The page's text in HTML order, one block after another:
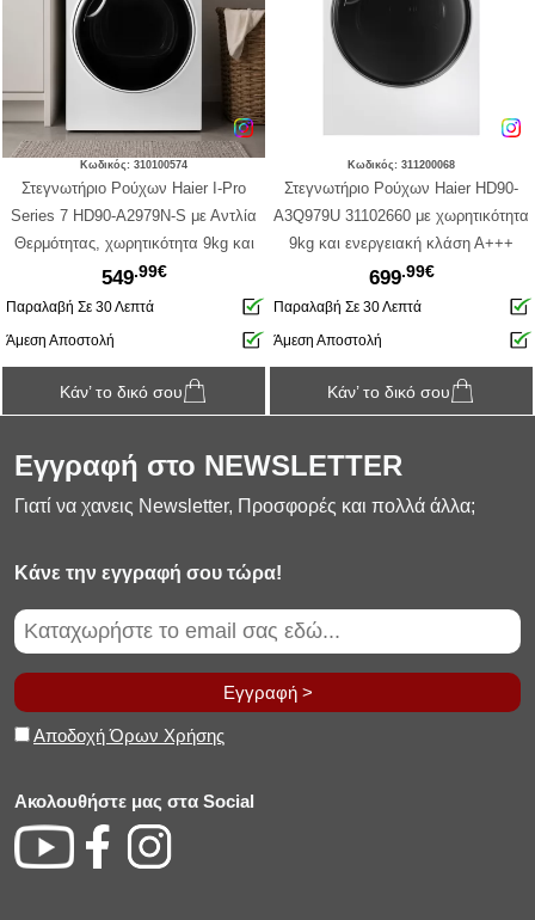
Κωδικός: 310100574
Στεγνωτήριο Ρούχων Haier I-Pro
Series 7 HD90-A2979N-S με Αντλία
Θερμότητας, χωρητικότητα 9kg και
ενεργειακή κλάση E - White
549.99€
Παραλαβή Σε 30 Λεπτά
Άμεση Αποστολή
Κάν’ το δικό σου
Κωδικός: 311200068
Στεγνωτήριο Ρούχων Haier HD90-
A3Q979U 31102660 με χωρητικότητα
9kg και ενεργειακή κλάση Α+++
699.99€
Παραλαβή Σε 30 Λεπτά
Άμεση Αποστολή
Κάν’ το δικό σου
Εγγραφή στο NEWSLETTER
Γιατί να χανεις Newsletter, Προσφορές και πολλά άλλα;
Κάνε την εγγραφή σου τώρα!
Εγγραφή >
Αποδοχή Όρων Χρήσης
Ακολουθήστε μας στα Social